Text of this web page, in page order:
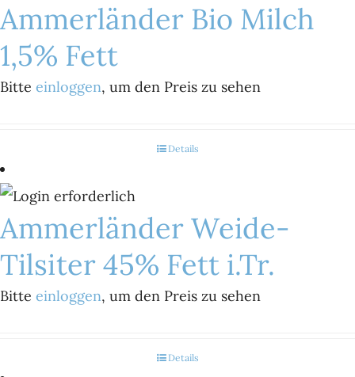
Ammerländer Bio Milch
1,5% Fett
Bitte einloggen, um den Preis zu sehen
Details
Ammerländer Weide-
Tilsiter 45% Fett i.Tr.
Bitte einloggen, um den Preis zu sehen
Details